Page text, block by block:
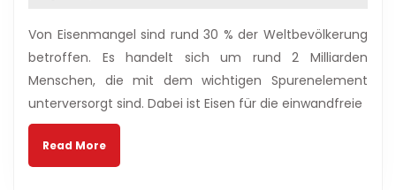
menschlichen
Organismus:
Alles
Wissenswerte
Von Eisenmangel sind rund 30 % der Weltbevölkerung
betroffen. Es handelt sich um rund 2 Milliarden
Menschen, die mit dem wichtigen Spurenelement
unterversorgt sind. Dabei ist Eisen für die einwandfreie
Read MoreRead